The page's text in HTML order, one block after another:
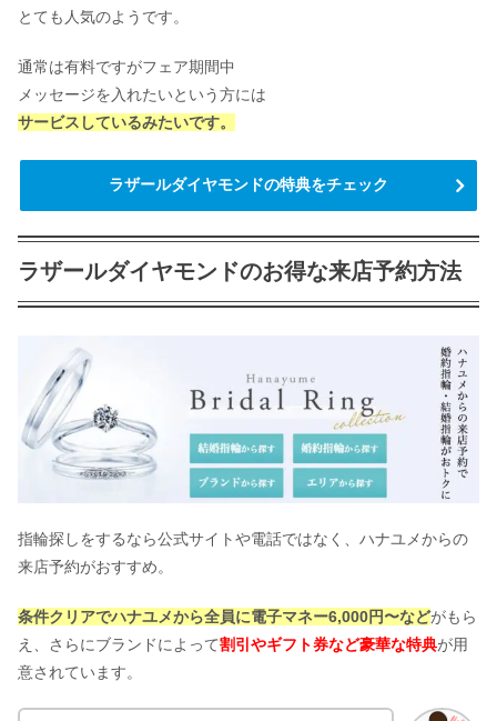
とても人気のようです。
通常は有料ですがフェア期間中
メッセージを入れたいという方には
サービスしているみたいです。
ラザールダイヤモンドの特典をチェック
ラザールダイヤモンドのお得な来店予約方法
指輪探しをするなら公式サイトや電話ではなく、ハナユメからの
来店予約がおすすめ。
条件クリアでハナユメから全員に電子マネー6,000円〜などがもら
え、さらにブランドによって割引やギフト券など豪華な特典が用
意されています。